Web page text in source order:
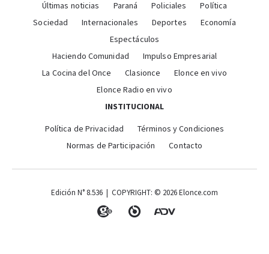
Últimas noticias Paraná Policiales
Política
Sociedad
Internacionales Deportes
Economía
Espectáculos
Haciendo Comunidad
Impulso Empresarial
La Cocina del Once
Clasionce
Elonce en vivo
Elonce Radio en vivo
INSTITUCIONAL
Política de Privacidad
Términos y Condiciones
Normas de Participación
Contacto
Edición N° 8.536 | COPYRIGHT: © 2026 Elonce.com